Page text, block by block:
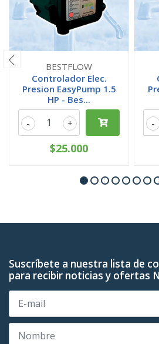
BESTFLOW
Controlador Elec.
Presion EasyPump 1.5
HP - Bes...
+
-
$25.000
-
Suscríbete a nuestra lista de
para recibir noticias y ofertas